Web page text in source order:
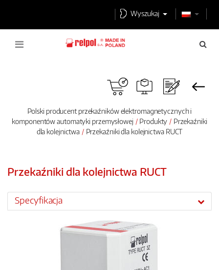
Wyszukaj
Polski producent przekaźników elektromagnetycznych i
komponentów automatyki przemysłowej
Produkty
Przekaźniki
dla kolejnictwa
Przekaźniki dla kolejnictwa RUCT
Przekaźniki dla kolejnictwa RUCT
Specyfikacja